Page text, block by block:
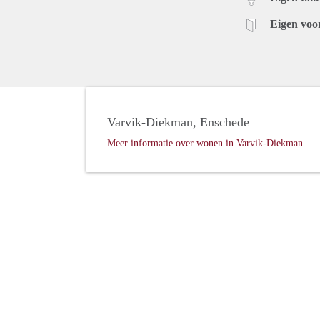
Eigen
Varvik-Diekman, Enschede
Meer informatie over wonen in Varvik-Diekman